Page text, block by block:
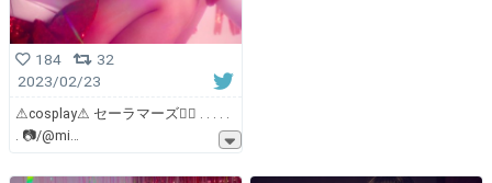
184
32
2023/02/23
⚠︎cosplay⚠︎ セーラマーズ❤️‍🔥 . . . . .
. 📷/@mi